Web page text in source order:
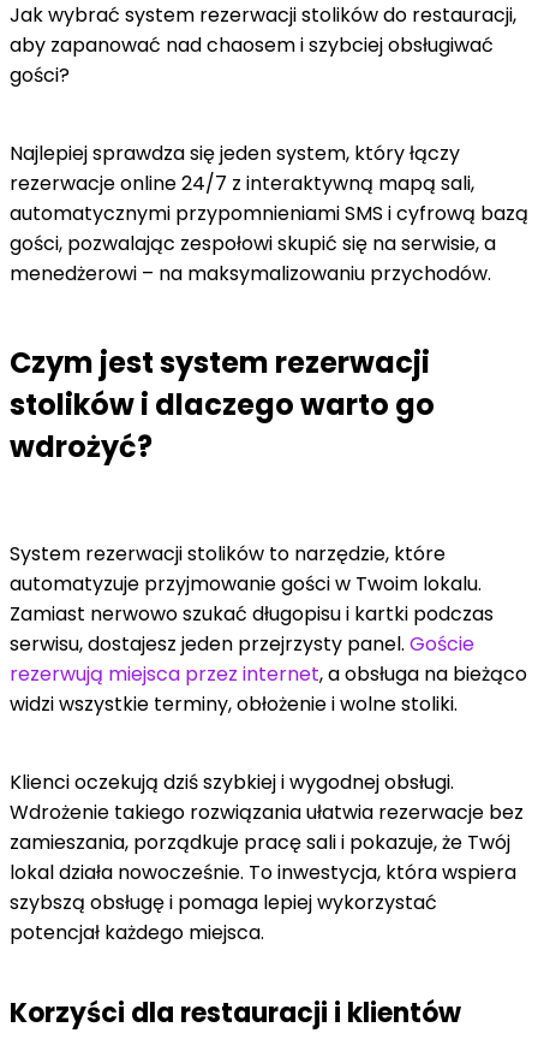
Jak wybrać system rezerwacji stolików do restauracji,
aby zapanować nad chaosem i szybciej obsługiwać
gości?
Najlepiej sprawdza się jeden system, który łączy
rezerwacje online 24/7 z interaktywną mapą sali,
automatycznymi przypomnieniami SMS i cyfrową bazą
gości, pozwalając zespołowi skupić się na serwisie, a
menedżerowi – na maksymalizowaniu przychodów.
Czym jest system rezerwacji
stolików i dlaczego warto go
wdrożyć?
System rezerwacji stolików to narzędzie, które
automatyzuje przyjmowanie gości w Twoim lokalu.
Zamiast nerwowo szukać długopisu i kartki podczas
serwisu, dostajesz jeden przejrzysty panel. Goście
rezerwują miejsca przez internet, a obsługa na bieżąco
widzi wszystkie terminy, obłożenie i wolne stoliki.
Klienci oczekują dziś szybkiej i wygodnej obsługi.
Wdrożenie takiego rozwiązania ułatwia rezerwacje bez
zamieszania, porządkuje pracę sali i pokazuje, że Twój
lokal działa nowocześnie. To inwestycja, która wspiera
szybszą obsługę i pomaga lepiej wykorzystać
potencjał każdego miejsca.
Korzyści dla restauracji i klientów